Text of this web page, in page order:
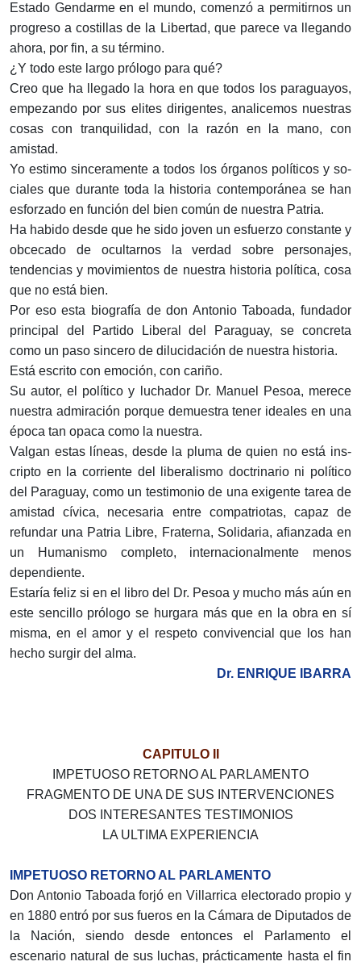
Estado Gendarme en el mundo, comenzó a permitirnos un
progreso a costillas de la Libertad, que parece va llegando
ahora, por fin, a su término.
¿Y todo este largo prólogo para qué?
Creo que ha llegado la hora en que todos los paraguayos,
empezando por sus elites dirigentes, analicemos nuestras
cosas con tranquilidad, con la razón en la mano, con
amistad.
Yo estimo sinceramente a todos los órganos políticos y so­
ciales que durante toda la historia contemporánea se han
esfor­zado en función del bien común de nuestra Patria.
Ha habido desde que he sido joven un esfuerzo constante y
obcecado de ocultarnos la verdad sobre personajes,
tendencias y movimientos de nuestra historia política, cosa
que no está bien.
Por eso esta biografía de don Antonio Taboada, fundador
principal del Partido Liberal del Paraguay, se concreta
como un paso sincero de dilucidación de nuestra historia.
Está escrito con emoción, con cariño.
Su autor, el político y luchador Dr. Manuel Pesoa, merece
nuestra admiración porque demuestra tener ideales en una
época tan opaca como la nuestra.
Valgan estas líneas, desde la pluma de quien no está ins­
cripto en la corriente del liberalismo doctrinario ni político
del Paraguay, como un testimonio de una exigente tarea de
amistad cívica, necesaria entre compatriotas, capaz de
refundar una Pa­tria Libre, Fraterna, Solidaria, afianzada en
un Humanismo completo, internacionalmente menos
dependiente.
Estaría feliz si en el libro del Dr. Pesoa y mucho más aún en
este sencillo prólogo se hurgara más que en la obra en sí
misma, en el amor y el respeto convivencial que los han
hecho surgir del alma.
Dr. ENRIQUE IBARRA
CAPITULO II
IMPETUOSO RETORNO AL PARLAMENTO
FRAGMENTO DE UNA DE SUS INTERVENCIONES
DOS INTERESANTES TESTIMONIOS
LA ULTIMA EXPERIENCIA
IMPETUOSO RETORNO AL PARLAMENTO
Don Antonio Taboada forjó en Villarrica electorado propio y
en 1880 entró por sus fueros en la Cámara de Diputados de
la Nación, siendo desde entonces el Par­lamento el
escenario natural de sus luchas, práctica­mente hasta el fin